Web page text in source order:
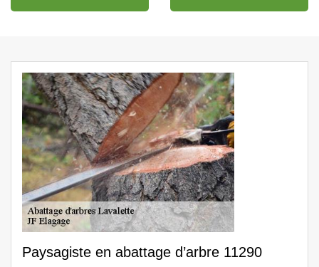
Paysagiste en abattage d’arbre 11290